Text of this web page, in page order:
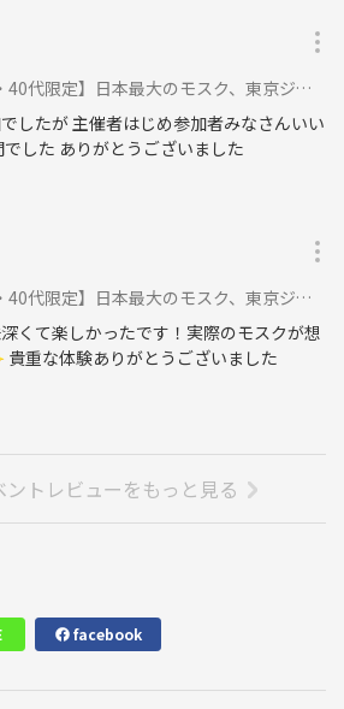
日本最大のモスク、東京ジャーミィへ行こう🌈🌈名物はユーモアあるガイドさんです✨に参加
したが 主催者はじめ参加者みなさんいい
した ありがとうございました
日本最大のモスク、東京ジャーミィへ行こう🌈🌈名物はユーモアあるガイドさんです✨に参加
くて楽しかったです！実際のモスクが想
重な体験ありがとうございました
トレビューをもっと見る
facebook